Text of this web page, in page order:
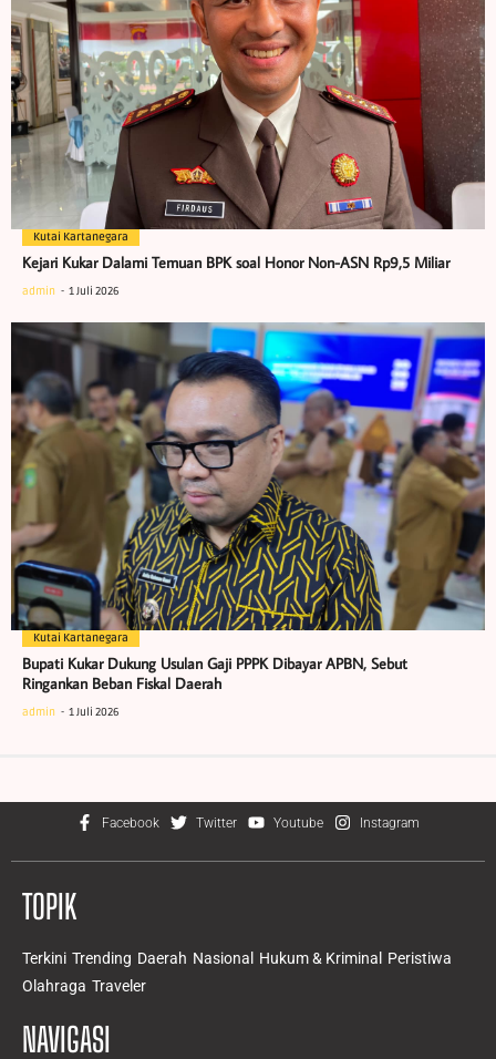
Kutai Kartanegara
Kejari Kukar Dalami Temuan BPK soal Honor Non-ASN Rp9,5 Miliar
admin 1 Juli 2026
Kutai Kartanegara
Bupati Kukar Dukung Usulan Gaji PPPK Dibayar APBN, Sebut
Ringankan Beban Fiskal Daerah
admin 1 Juli 2026
Facebook Twitter Youtube Instagram
TOPIK
Terkini Trending Daerah Nasional Hukum & Kriminal
Peristiwa
Olahraga Traveler
NAVIGASI